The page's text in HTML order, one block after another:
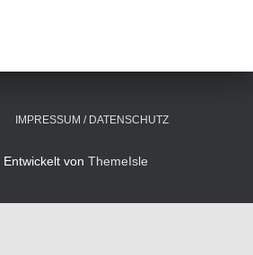
IMPRESSUM / DATENSCHUTZ
Entwickelt von ThemeIsle